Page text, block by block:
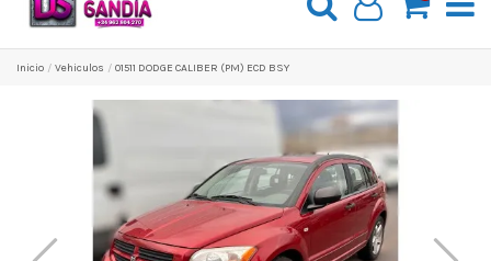
Inicio Vehiculos 01511 DODGE CALIBER (PM) ECD BSY